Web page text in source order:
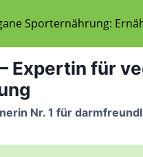
Expertin für
Nr. 1 für
Sporternährung: